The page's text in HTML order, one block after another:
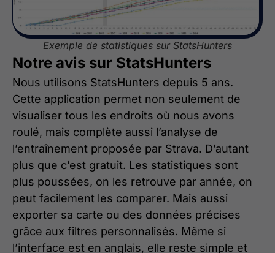
Exemple de statistiques sur StatsHunters
Notre avis sur StatsHunters
Nous utilisons StatsHunters depuis 5 ans.
Cette application permet non seulement de
visualiser tous les endroits où nous avons
roulé, mais complète aussi l’analyse de
l’entraînement proposée par Strava. D’autant
plus que c’est gratuit. Les statistiques sont
plus poussées, on les retrouve par année, on
peut facilement les comparer. Mais aussi
exporter sa carte ou des données précises
grâce aux filtres personnalisés. Même si
l’interface est en anglais, elle reste simple et